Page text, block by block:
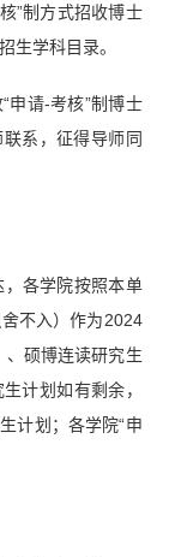
”制方式招收博士
生学科目录。
申请-考核”制博士
系，征得导师同
各学院按照本单
不入）作为2024
、硕博连读研究生
计划如有剩余，
计划；各学院“申